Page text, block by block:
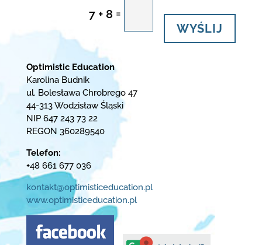
7 + 8 =
WYŚLIJ
Optimistic Education
Karolina Budnik
ul. Bolesława Chrobrego 47
44-313 Wodzisław Śląski
NIP 647 243 73 22
REGON 360289540
Telefon:
+48 661 677 036
kontakt@optimisticeducation.pl
www.optimisticeducation.pl